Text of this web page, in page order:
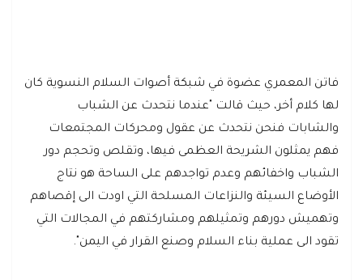
فاتن المعمري عضوة في شبكة أصوات السلام النسوية كان
لها كلام أخر، حيث قالت "عندما نتحدث عن الشباب
والشابات فنحن نتحدث عن عقول ومحركات المجتمعات
فهم يمثلون الشريحة العظمى فيها، وتقلص وتحجم دور
الشباب واخفائهم وعدم تواجدهم على الساحة هو نتاج
الأوضاع السيئة والنزاعات المسلحة التي اودت الى إقصاهم
وتهميش دورهم وتمثيلهم ومشاركتهم في المجالات التي
تقود الى عملية بناء السلام وصنع القرار في اليمن".